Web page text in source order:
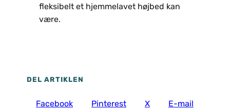
fleksibelt et hjemmelavet højbed kan
være.
DEL ARTIKLEN
Facebook Pinterest X E-mail